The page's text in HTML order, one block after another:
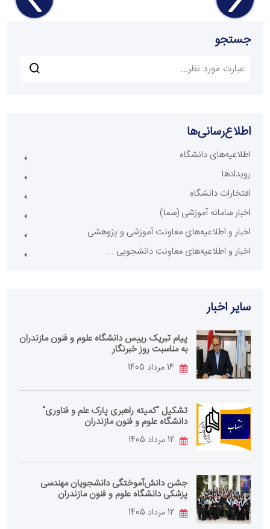
جستجو
اطلاع‌رسانی‌ها
اطلاعیه‌های دانشگاه
رویدادها
افتخارات دانشگاه
اخبار سامانه آموزشی (سما)
اخبار و اطلاعیه‌های معاونت آموزشی و پژوهشی
اخبار و اطلاعیه‌های معاونت دانشجویی ...
سایر اخبار
پیام تبریک رییس دانشگاه علوم و فنون مازندران
به مناسبت روز خبرنگار
تشکیل "کمیته راهبری پارک علم و فناوری"
دانشگاه علوم و فنون مازندران
جشن دانش‌آموختگی دانشجویان مهندسی
پزشکی دانشگاه علوم و فنون مازندران